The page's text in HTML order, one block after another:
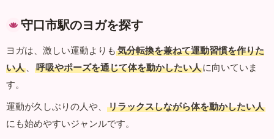
守口市駅のヨガを探す
ヨガは、激しい運動よりも 気分転換を兼ねて運動習慣を作りた
い人 、 呼吸やポーズを通じて体を動かしたい人に向いていま
す。
運動が久しぶりの人や、
リラックスしながら体を動かしたい人
にも始めやすいジャンルです。